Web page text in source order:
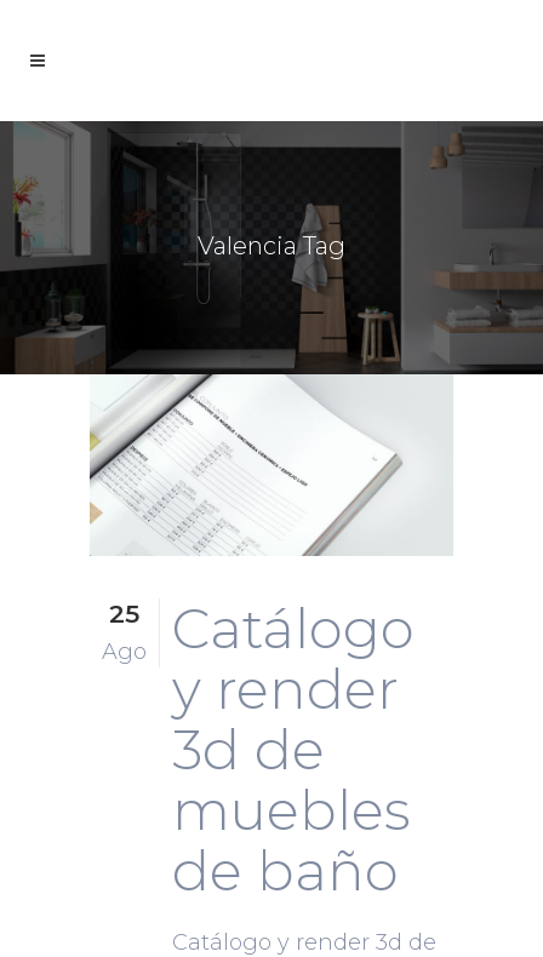
Valencia Tag
25
Ago
Catálogo
y render
3d de
muebles
de baño
Catálogo y render 3d de